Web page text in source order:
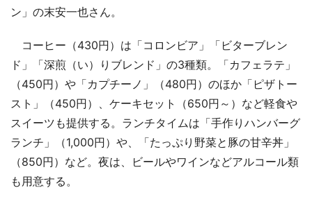
ン」の末安一也さん。
コーヒー（430円）は「コロンビア」「ビターブレン
ド」「深煎（い）りブレンド」の3種類。「カフェラテ」
（450円）や「カプチーノ」（480円）のほか「ピザトー
スト」（450円）、ケーキセット（650円～）など軽食や
スイーツも提供する。ランチタイムは「手作りハンバーグ
ランチ」（1,000円）や、「たっぷり野菜と豚の甘辛丼」
（850円）など。夜は、ビールやワインなどアルコール類
も用意する。